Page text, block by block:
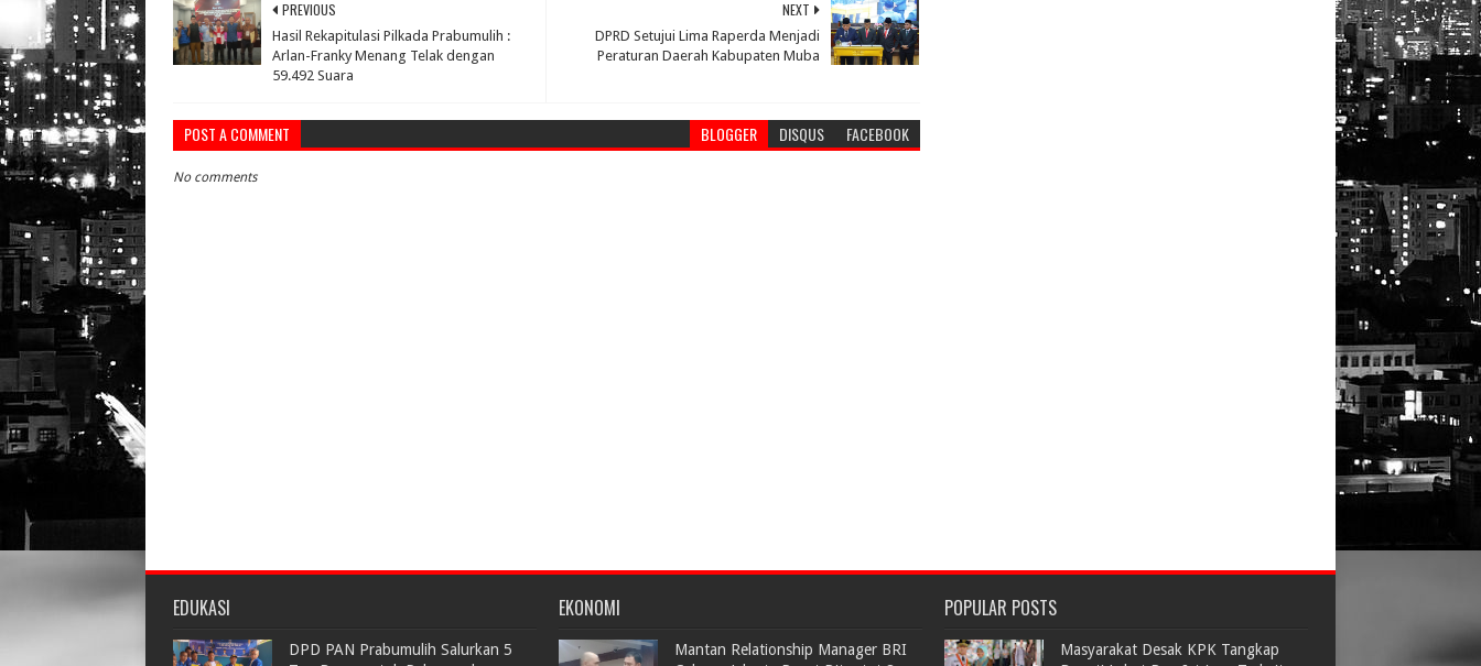
NEXT
DPRD Setujui Lima Raperda Menjadi
Peraturan Daerah Kabupaten Muba
PREVIOUS
Hasil Rekapitulasi Pilkada Prabumulih :
Arlan-Franky Menang Telak dengan
59.492 Suara
POST A COMMENT BLOGGER DISQUS FACEBOOK
No comments
EDUKASI
DPD PAN Prabumulih Salurkan 5
EKONOMI
Mantan Relationship Manager BRI
POPULAR POSTS
Masyarakat Desak KPK Tangkap